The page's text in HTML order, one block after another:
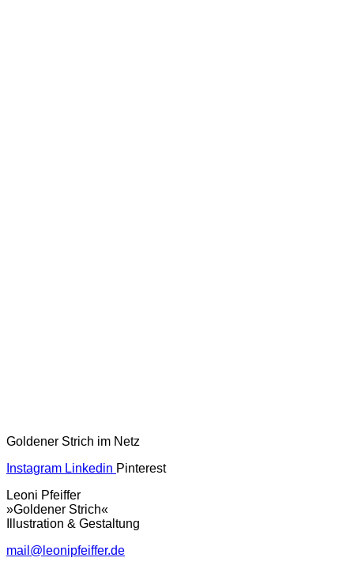
Goldener Strich im Netz
Instagram Linkedin Pinterest
Leoni Pfeiffer
»Goldener Strich«
Illustration & Gestaltung
mail@leonipfeiffer.de